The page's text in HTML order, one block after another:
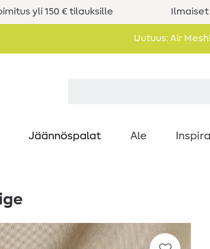
yli 150 € tilauksille
Uutuus: Air
Jäännöspalat Ale